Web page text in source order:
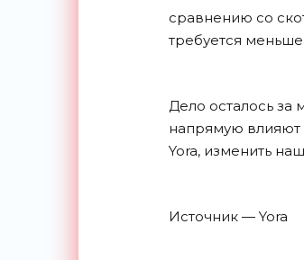
сравнению со
требуется
Дело осталось за
напрямую влияют
Yora, изменить
Источник — Yora